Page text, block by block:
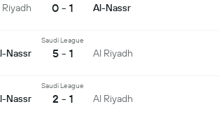
Riyadh 0 - 1 Al-Nassr
Nassr
Saudi League
5 - 1 Al Riyadh
Nassr
Saudi League
2 - 1 Al Riyadh